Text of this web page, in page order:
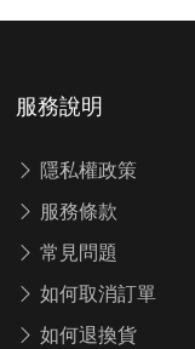
服務說明
隱私權政策
服務條款
常見問題
如何取消訂單
如何退換貨